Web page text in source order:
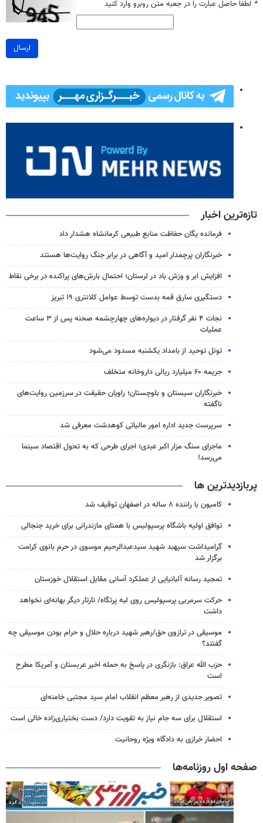
* لطفا حاصل عبارت را در جعبه متن روبرو وارد کنید
ارسال
تازه‌ترین اخبار
فرمانده یگان حفاظت منابع طبیعی کرمانشاه هشدار داد
خبرنگاران پرچمدار امید و آگاهی در برابر جنگ روایت‌ها هستند
افزایش ابر و وزش باد در لرستان؛ احتمال بارش‌های پراکنده در برخی نقاط
دستگیری سارق قمه بدست توسط عوامل کلانتری ۱۹ تبریز
نجات ۴ نفر گرفتار در دیواره‌های چهارچشمه صحنه پس از ۳ ساعت
عملیات
تونل توحید از بامداد یکشنبه مسدود می‌شود
جریمه ۶۰ میلیارد ریالی داروخانه متخلف
خبرنگاران سیستان و بلوچستان؛ راویان حقیقت در سرزمین روایت‌های
ناگفته
سرپرست جدید اداره امور مالیاتی کوهدشت معرفی شد
ماجرای سنگ مزار اکبر عبدی؛ اجرای طرحی که به تحول اقتصاد سینما
می‌رسد!
پربازدیدترین ها
کامیون با راننده ۸ ساله در اصفهان توقیف شد
توافق اولیه باشگاه پرسپولیس با همتای مازندرانی برای خرید جنجالی
گرامیداشت سپهبد شهید سیدعبدالرحیم موسوی در حرم بانوی کرامت
برگزار شد
تمجید رسانه آلبانیایی از عملکرد آسانی مقابل استقلال خوزستان
حرکت سرمربی پرسپولیس روی لبه پرتگاه/ تارتار دیگر بهانه‌ای نخواهد
داشت
موسیقی در ترازوی حق/رهبر شهید درباره حلال و حرام بودن موسیقی چه
گفتند؟
حزب الله عراق: بازنگری در پاسخ به حمله اخیر عربستان و آمریکا مطرح
است
تصویر جدیدی از رهبر معظم انقلاب امام سید مجتبی خامنه‌ای
استقلال برای سه جام نیاز به تقویت دارد/ دست بختیاری‌زاده خالی است
احضار خرازی به دادگاه ویژه روحانیت
صفحه اول روزنامه‌ها